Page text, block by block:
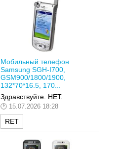
Мобильный телефон
Samsung SGH-I700,
GSM900/1800/1900,
132*70*16.5, 170...
Здравствуйте. НЕТ.
15.07.2026 18:28
RET